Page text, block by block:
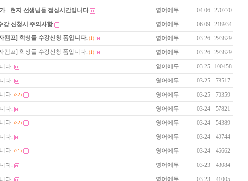
- 현지 선생님들 점심시간입니다 영어에듀 04-06 270770
강 신청시 주의사항 영어에듀 06-09 218934
캠프] 학생들 수강신청 폼입니다. (1) 영어에듀 03-26 293829
캠프] 학생들 수강신청 폼입니다. (1) 영어에듀 03-26 293829
다. 영어에듀 03-25 100458
다. 영어에듀 03-25
78517
다. (32) 영어에듀 03-25 70359
다. 영어에듀 03-24
57821
다. (32) 영어에듀 03-24 54389
다. 영어에듀 03-24
49744
다. (21) 영어에듀 03-24 46662
다. 영어에듀 03-23 43084
다. 영어에듀 03-23 41005